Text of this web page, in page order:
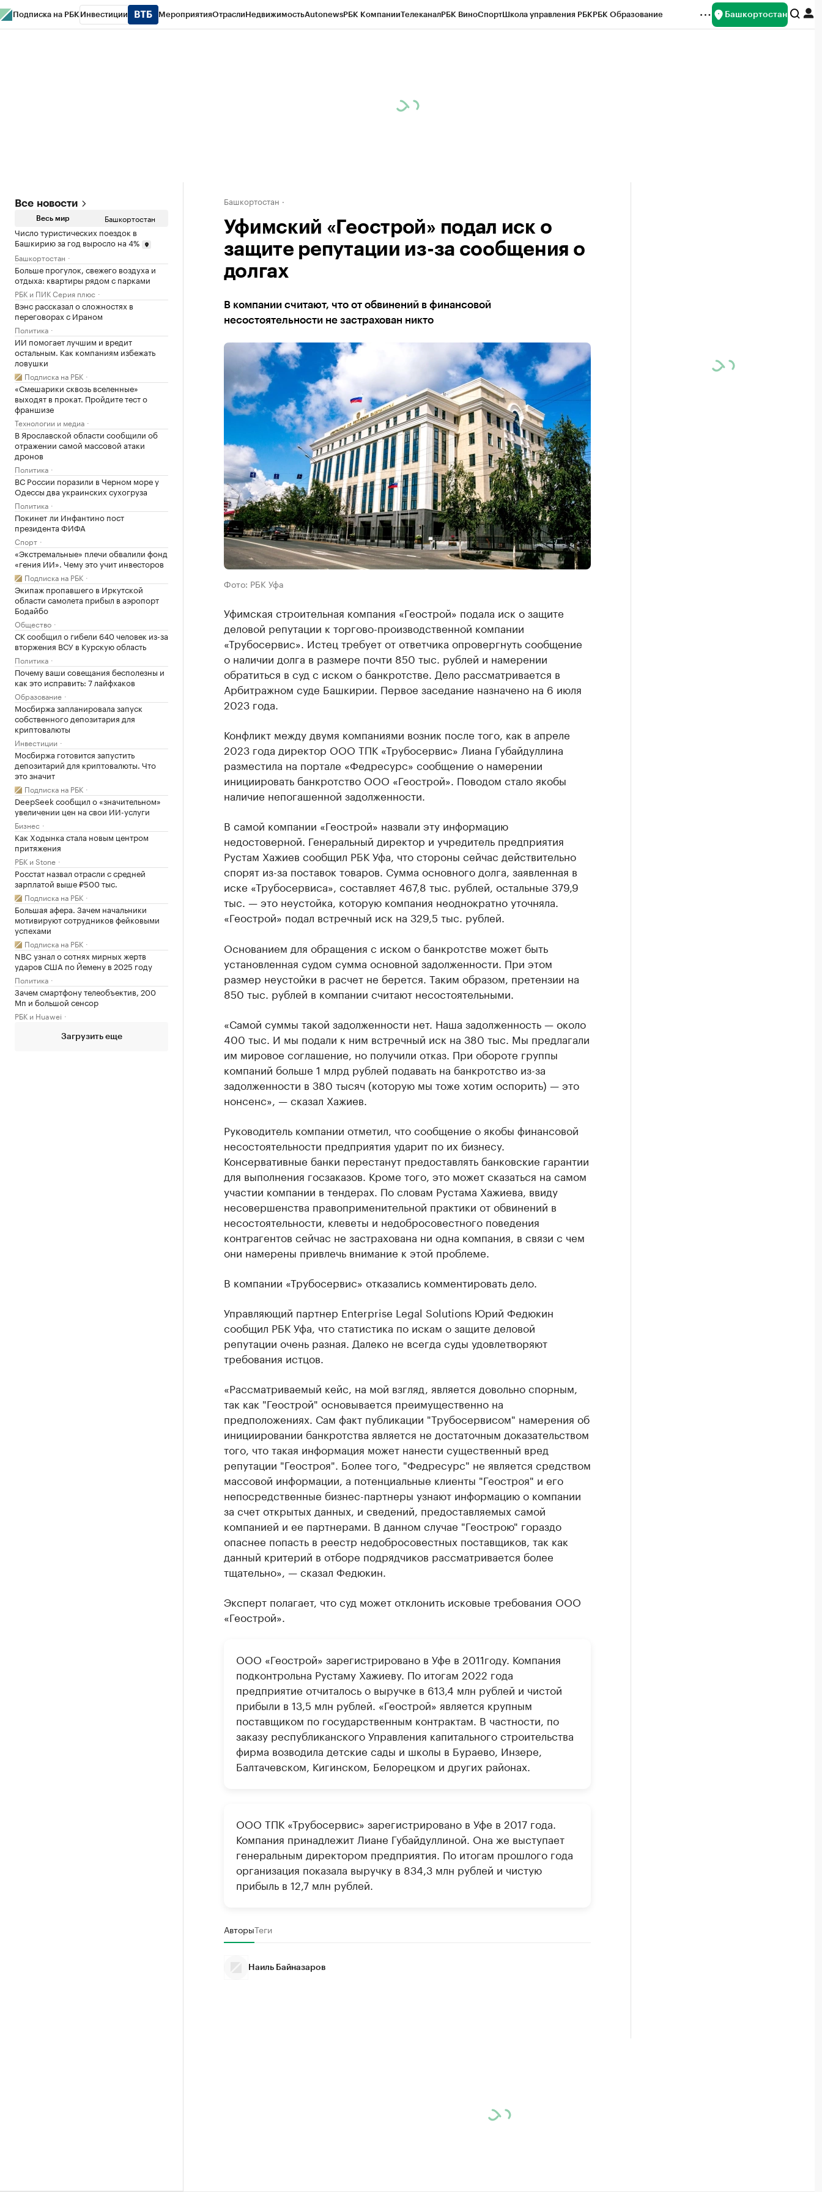
Подписка на РБК Инвестиции МероприятияОтраслиНедвижимостьAutonewsРБК КомпанииТелеканалРБК ВиноСпортШкола управления РБКРБК Образование Башкортостан
Все новости
Весь мир Башкортостан
Число туристических поездок в
Башкирию за год выросло на 4%
Башкортостан
Больше прогулок, свежего воздуха и
отдыха: квартиры рядом с парками
РБК и ПИК Серия плюс
Вэнс рассказал о сложностях в
переговорах с Ираном
Политика
ИИ помогает лучшим и вредит
остальным. Как компаниям избежать
ловушки
Подписка на РБК
«Смешарики сквозь вселенные»
выходят в прокат. Пройдите тест о
франшизе
Технологии и медиа
В Ярославской области сообщили об
отражении самой массовой атаки
дронов
Политика
ВС России поразили в Черном море у
Одессы два украинских сухогруза
Политика
Покинет ли Инфантино пост
президента ФИФА
Спорт
«Экстремальные» плечи обвалили фонд
«гения ИИ». Чему это учит инвесторов
Подписка на РБК
Экипаж пропавшего в Иркутской
области самолета прибыл в аэропорт
Бодайбо
Общество
СК сообщил о гибели 640 человек из-за
вторжения ВСУ в Курскую область
Политика
Почему ваши совещания бесполезны и
как это исправить: 7 лайфхаков
Образование
Мосбиржа запланировала запуск
собственного депозитария для
криптовалюты
Инвестиции
Мосбиржа готовится запустить
депозитарий для криптовалюты. Что
это значит
Подписка на РБК
DeepSeek сообщил о «значительном»
увеличении цен на свои ИИ-услуги
Бизнес
Как Ходынка стала новым центром
притяжения
РБК и Stone
Росстат назвал отрасли с средней
зарплатой выше ₽500 тыс.
Подписка на РБК
Большая афера. Зачем начальники
мотивируют сотрудников фейковыми
успехами
Подписка на РБК
NBC узнал о сотнях мирных жертв
ударов США по Йемену в 2025 году
Политика
Зачем смартфону телеобъектив, 200
Мп и большой сенсор
РБК и Huawei
Загрузить еще
Башкортостан
Уфимский «Геострой» подал иск о
защите репутации из-за сообщения о
долгах
В компании считают, что от обвинений в финансовой
несостоятельности не застрахован никто
Фото: РБК Уфа
Уфимская строительная компания «Геострой» подала иск о защите
деловой репутации к торгово-производственной компании
«Трубосервис». Истец требует от ответчика опровергнуть сообщение
о наличии долга в размере почти 850 тыс. рублей и намерении
обратиться в суд с иском о банкротстве. Дело рассматривается в
Арбитражном суде Башкирии. Первое заседание назначено на 6 июля
2023 года.
Конфликт между двумя компаниями возник после того, как в апреле
2023 года директор ООО ТПК «Трубосервис» Лиана Губайдуллина
разместила на портале «Федресурс» сообщение о намерении
инициировать банкротство ООО «Геострой». Поводом стало якобы
наличие непогашенной задолженности.
В самой компании «Геострой» назвали эту информацию
недостоверной. Генеральный директор и учредитель предприятия
Рустам Хажиев сообщил РБК Уфа, что стороны сейчас действительно
спорят из-за поставок товаров. Сумма основного долга, заявленная в
иске «Трубосервиса», составляет 467,8 тыс. рублей, остальные 379,9
тыс. — это неустойка, которую компания неоднократно уточняла.
«Геострой» подал встречный иск на 329,5 тыс. рублей.
Основанием для обращения с иском о банкротстве может быть
установленная судом сумма основной задолженности. При этом
размер неустойки в расчет не берется. Таким образом, претензии на
850 тыс. рублей в компании считают несостоятельными.
«Самой суммы такой задолженности нет. Наша задолженность — около
400 тыс. И мы подали к ним встречный иск на 380 тыс. Мы предлагали
им мировое соглашение, но получили отказ. При обороте группы
компаний больше 1 млрд рублей подавать на банкротство из-за
задолженности в 380 тысяч (которую мы тоже хотим оспорить) — это
нонсенс», — сказал Хажиев.
Руководитель компании отметил, что сообщение о якобы финансовой
несостоятельности предприятия ударит по их бизнесу.
Консервативные банки перестанут предоставлять банковские гарантии
для выполнения госзаказов. Кроме того, это может сказаться на самом
участии компании в тендерах. По словам Рустама Хажиева, ввиду
несовершенства правоприменительной практики от обвинений в
несостоятельности, клеветы и недобросовестного поведения
контрагентов сейчас не застрахована ни одна компания, в связи с чем
они намерены привлечь внимание к этой проблеме.
В компании «Трубосервис» отказались комментировать дело.
Управляющий партнер Enterprise Legal Solutions Юрий Федюкин
сообщил РБК Уфа, что статистика по искам о защите деловой
репутации очень разная. Далеко не всегда суды удовлетворяют
требования истцов.
«Рассматриваемый кейс, на мой взгляд, является довольно спорным,
так как "Геострой" основывается преимущественно на
предположениях. Сам факт публикации "Трубосервисом" намерения об
инициировании банкротства является не достаточным доказательством
того, что такая информация может нанести существенный вред
репутации "Геостроя". Более того, "Федресурс" не является средством
массовой информации, а потенциальные клиенты "Геостроя" и его
непосредственные бизнес-партнеры узнают информацию о компании
за счет открытых данных, и сведений, предоставляемых самой
компанией и ее партнерами. В данном случае "Геострою" гораздо
опаснее попасть в реестр недобросовестных поставщиков, так как
данный критерий в отборе подрядчиков рассматривается более
тщательно», — сказал Федюкин.
Эксперт полагает, что суд может отклонить исковые требования ООО
«Геострой».
ООО «Геострой» зарегистрировано в Уфе в 2011году. Компания
подконтрольна Рустаму Хажиеву. По итогам 2022 года
предприятие отчиталось о выручке в 613,4 млн рублей и чистой
прибыли в 13,5 млн рублей. «Геострой» является крупным
поставщиком по государственным контрактам. В частности, по
заказу республиканского Управления капитального строительства
фирма возводила детские сады и школы в Бураево, Инзере,
Балтачевском, Кигинском, Белорецком и других районах.
ООО ТПК «Трубосервис» зарегистрировано в Уфе в 2017 года.
Компания принадлежит Лиане Губайдуллиной. Она же выступает
генеральным директором предприятия. По итогам прошлого года
организация показала выручку в 834,3 млн рублей и чистую
прибыль в 12,7 млн рублей.
АвторыТеги
Наиль Байназаров